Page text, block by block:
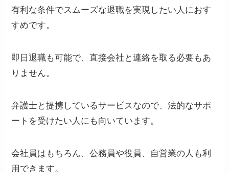
有利な条件でスムーズな退職を実現したい人におす
すめです。
即日退職も可能で、直接会社と連絡を取る必要もあ
りません。
弁護士と提携しているサービスなので、法的なサポ
ートを受けたい人にも向いています。
会社員はもちろん、公務員や役員、自営業の人も利
用できます。